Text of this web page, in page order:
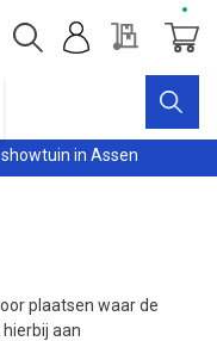
in Assen
Offerte
plaatsen waar de
aan